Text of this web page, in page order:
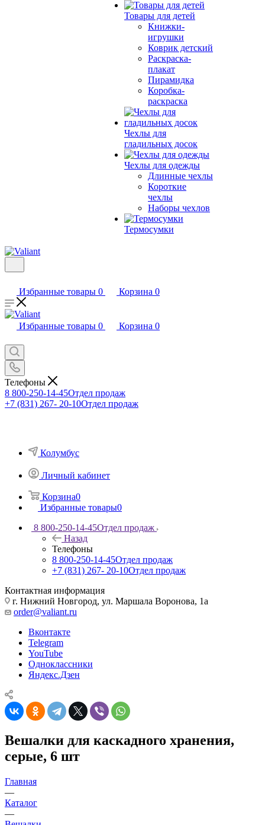
Товары для детей
Книжки-
игрушки
Коврик детский
Раскраска-
плакат
Пирамидка
Коробка-
раскраска
Чехлы для
гладильных досок
Чехлы для одежды
Длинные чехлы
Короткие
чехлы
Наборы чехлов
Термосумки
Избранные товары 0 Корзина 0
Избранные товары 0 Корзина 0
Телефоны
8 800-250-14-45Отдел продаж
+7 (831) 267- 20-10Отдел продаж
Колумбус
Личный кабинет
Корзина0
Избранные товары0
8 800-250-14-45Отдел продаж
Назад
Телефоны
8 800-250-14-45Отдел продаж
+7 (831) 267- 20-10Отдел продаж
Контактная информация
г. Нижний Новгород, ул. Маршала Воронова, 1а
order@valiant.ru
Вконтакте
Telegram
YouTube
Одноклассники
Яндекс.Дзен
Вешалки для каскадного хранения,
серые, 6 шт
Главная
—
Каталог
—